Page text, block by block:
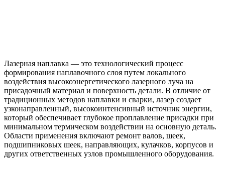
Лазерная наплавка — это технологический процесс
формирования наплавочного слоя путем локального
воздействия высокоэнергетического лазерного луча на
присадочный материал и поверхность детали. В отличие от
традиционных методов наплавки и сварки, лазер создает
узконаправленный, высокоинтенсивный источник энергии,
который обеспечивает глубокое проплавление присадки при
минимальном термическом воздействии на основную деталь.
Области применения включают ремонт валов, шеек,
подшипниковых шеек, направляющих, кулачков, корпусов и
других ответственных узлов промышленного оборудования.